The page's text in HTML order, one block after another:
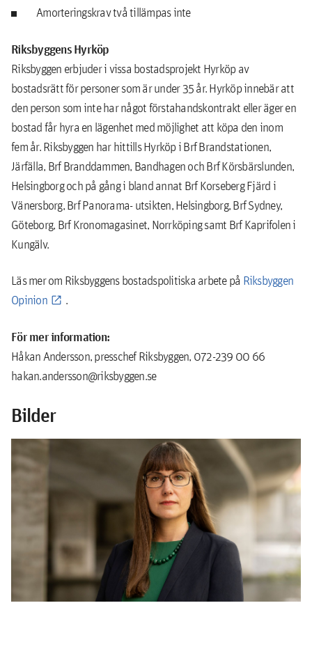
Amorteringskrav två tillämpas inte
Riksbyggens Hyrköp
Riksbyggen erbjuder i vissa bostadsprojekt Hyrköp av
bostadsrätt för personer som är under 35 år. Hyrköp innebär att
den person som inte har något förstahandskontrakt eller äger en
bostad får hyra en lägenhet med möjlighet att köpa den inom
fem år. Riksbyggen har hittills Hyrköp i Brf Brandstationen,
Järfälla, Brf Branddammen, Bandhagen och Brf Körsbärslunden,
Helsingborg och på gång i bland annat Brf Korseberg Fjärd i
Vänersborg, Brf Panorama- utsikten, Helsingborg, Brf Sydney,
Göteborg, Brf Kronomagasinet, Norrköping samt Brf Kaprifolen i
Kungälv.
Läs mer om Riksbyggens bostadspolitiska arbete på Riksbyggen
Opinion
.
För mer information:
Håkan Andersson, presschef Riksbyggen, 072-239 00 66
hakan.andersson@riksbyggen.se
Bilder